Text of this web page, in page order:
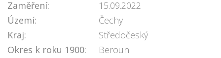
Zaměření:
15.09.2022
Území:
Čechy
Kraj:
Středočeský
Okres k roku 1900:
Beroun